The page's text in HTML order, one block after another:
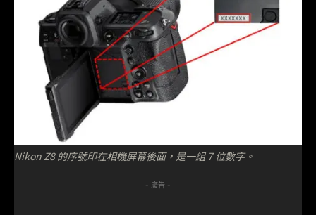
Nikon Z8 的序號印在相機屏幕後面，是一組 7 位數字。
- 廣告 -